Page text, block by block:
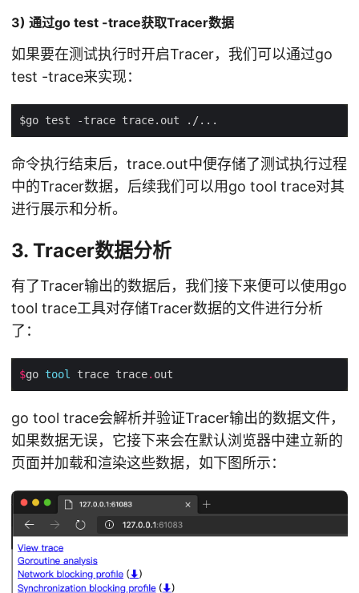
3) 通过go test -trace获取Tracer数据
如果要在测试执行时开启Tracer，我们可以通过go
test -trace来实现：
命令执行结束后，trace.out中便存储了测试执行过程
中的Tracer数据，后续我们可以用go tool trace对其
进行展示和分析。
3. Tracer数据分析
有了Tracer输出的数据后，我们接下来便可以使用go
tool trace工具对存储Tracer数据的文件进行分析
了：
$go tool trace trace.
go tool trace会解析并验证Tracer输出的数据文件，
如果数据无误，它接下来会在默认浏览器中建立新的
页面并加载和渲染这些数据，如下图所示：